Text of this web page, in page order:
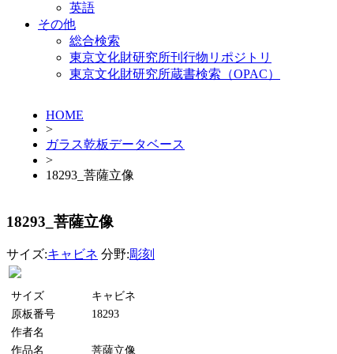
英語
その他
総合検索
東京文化財研究所刊行物リポジトリ
東京文化財研究所蔵書検索（OPAC）
HOME
>
ガラス乾板データベース
>
18293_菩薩立像
18293_菩薩立像
サイズ:キャビネ 分野:彫刻
サイズ
キャビネ
原板番号
18293
作者名
作品名
菩薩立像